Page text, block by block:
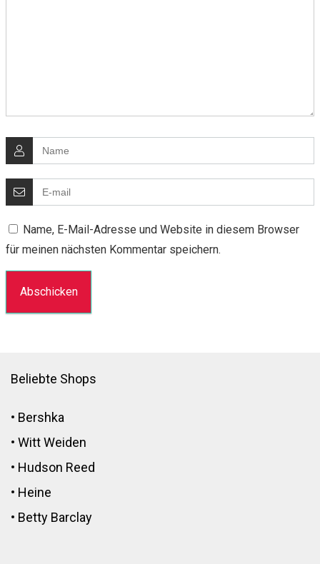
Name, E-Mail-Adresse und Website in diesem Browser
für meinen nächsten Kommentar speichern.
Beliebte Shops
• Bershka
• Witt Weiden
• Hudson Reed
• Heine
• Betty Barclay